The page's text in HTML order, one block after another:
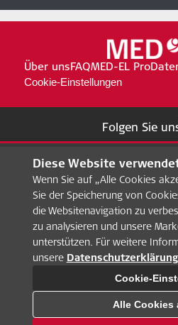
Über unsFAQMED-EL Pro
Cookie-Einstellungen
Folgen Sie
Diese Website
Wenn Sie auf „Alle Cookies
Sie der Speicherung von
die Websitenavigation zu
zu analysieren und unsere
unterstützen. Für weitere
unsere Datenschutzerklärung
Cookie-
Alle Cookies